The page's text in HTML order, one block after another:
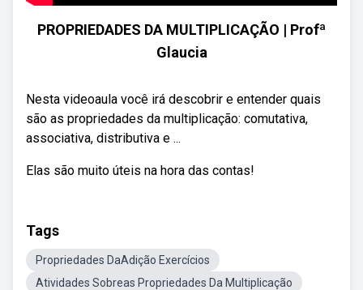
PROPRIEDADES DA MULTIPLICAÇÃO | Profª
Glaucia
Nesta videoaula você irá descobrir e entender quais
são as propriedades da multiplicação: comutativa,
associativa, distributiva e ...
Elas são muito úteis na hora das contas!
Tags
Propriedades DaAdição Exercícios
Atividades Sobreas Propriedades Da Multiplicação